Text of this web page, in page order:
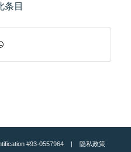
条目
#93-0557964 | 隐私政策